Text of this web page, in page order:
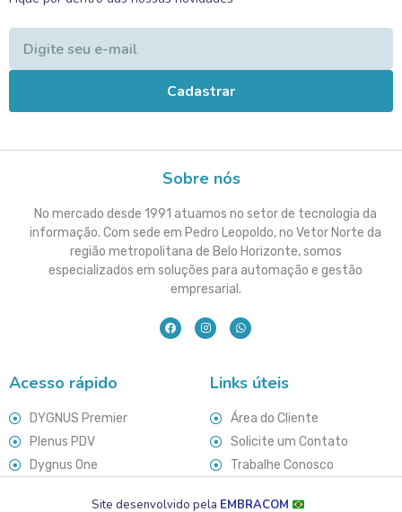
Cadastrar
Sobre nós
No mercado desde 1991 atuamos no setor de tecnologia da
informação. Com sede em Pedro Leopoldo, no Vetor Norte da
região metropolitana de Belo Horizonte, somos
especializados em soluções para automação e gestão
empresarial.
Acesso rápido
DYGNUS Premier
Plenus PDV
Dygnus One
Links úteis
Área do Cliente
Solicite um Contato
Trabalhe Conosco
Site desenvolvido pela EMBRACOM